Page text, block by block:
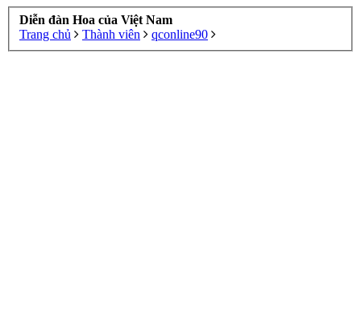
Diễn đàn Hoa của Việt Nam
Trang chủ
Thành viên qconline90